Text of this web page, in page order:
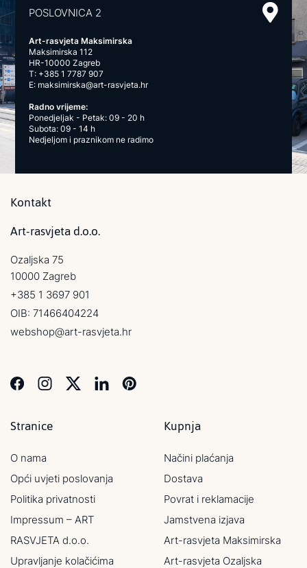
POSLOVNICA 2
Art-rasvjeta Maksimirska
Maksimirska 112
HR-10000 Zagreb
T: +385 1 7787 907
E: maksimirska@art-rasvjeta.hr
Radno vrijeme:
Ponedjeljak - Petak: 09 - 20 h
Subota: 09 - 14 h
Nedjeljom i praznikom ne radimo
Kontakt
Art-rasvjeta d.o.o.
Ozaljska 75
10000 Zagreb
+385 1 3697 901
OIB: 71466404224
webshop@art-rasvjeta.hr
Stranice
O nama
Opći uvjeti poslovanja
Politika privatnosti
Impressum – ART
RASVJETA d.o.o.
Upravljanje kolačićima
Kupnja
Načini plaćanja
Dostava
Povrat i reklamacije
Jamstvena izjava
Art-rasvjeta Maksimirska
Art-rasvjeta Ozaljska